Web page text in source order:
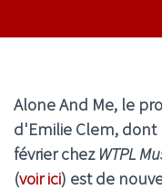
Alone And Me, le
d'Emilie Clem, dont
février chez WTPL
(voir ici) est de